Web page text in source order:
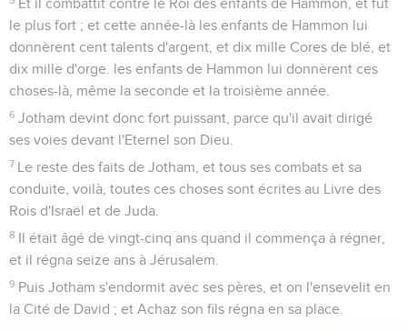
Et il combattit contre le Roi des enfants de Hammon, et fut
le plus fort ; et cette année-là les enfants de Hammon lui
donnèrent cent talents d'argent, et dix mille Cores de blé, et
dix mille d'orge. les enfants de Hammon lui donnèrent ces
choses-là, même la seconde et la troisième année.
6 Jotham devint donc fort puissant, parce qu'il avait dirigé
ses voies devant l'Eternel son Dieu.
7 Le reste des faits de Jotham, et tous ses combats et sa
conduite, voilà, toutes ces choses sont écrites au Livre des
Rois d'Israël et de Juda.
8 Il était âgé de vingt-cinq ans quand il commença à régner,
et il régna seize ans à Jérusalem.
9 Puis Jotham s'endormit avec ses pères, et on l'ensevelit en
la Cité de David ; et Achaz son fils régna en sa place.